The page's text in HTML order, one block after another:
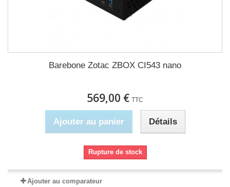
Barebone Zotac ZBOX CI543 nano
569,00 € TTC
Ajouter au panier Détails
Rupture de stock
Ajouter au comparateur